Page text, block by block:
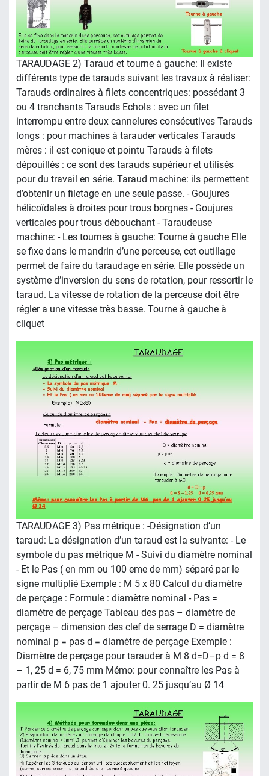
TARAUDAGE 2) Taraud et tourne à gauche: Il existe
différents type de tarauds suivant les travaux à réaliser:
Tarauds ordinaires à filets concentriques: possédant 3
ou 4 tranchants Tarauds Echols : avec un filet
interrompu entre deux cannelures consécutives Tarauds
longs : pour machines à tarauder verticales Tarauds
mères : il est conique et pointu Tarauds à filets
dépouillés : ce sont des tarauds supérieur et utilisés
pour du travail en série. Taraud machine: ils permettent
d’obtenir un filetage en une seule passe. - Goujures
hélicoïdales à droites pour trous borgnes - Goujures
verticales pour trous débouchant - Taraudeuse
machine: - Les tournes à gauche: Tourne à gauche Elle
se fixe dans le mandrin d’une perceuse, cet outillage
permet de faire du taraudage en série. Elle possède un
système d’inversion du sens de rotation, pour ressortir le
taraud. La vitesse de rotation de la perceuse doit être
régler a une vitesse très basse. Tourne à gauche à
cliquet
TARAUDAGE 3) Pas métrique : -Désignation d’un
taraud: La désignation d’un taraud est la suivante: - Le
symbole du pas métrique M - Suivi du diamètre nominal
- Et le Pas ( en mm ou 100 eme de mm) séparé par le
signe multiplié Exemple : M 5 x 80 Calcul du diamètre
de perçage : Formule : diamètre nominal - Pas =
diamètre de perçage Tableau des pas – diamètre de
perçage – dimension des clef de serrage D = diamètre
nominal p = pas d = diamètre de perçage Exemple :
Diamètre de perçage pour tarauder à M 8 d=D–p d = 8
– 1, 25 d = 6, 75 mm Mémo: pour connaître les Pas à
partir de M 6 pas de 1 ajouter 0. 25 jusqu’au Ø 14